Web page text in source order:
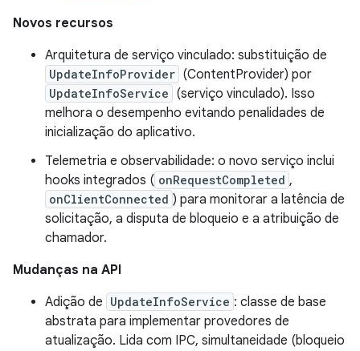
Novos recursos
Arquitetura de serviço vinculado: substituição de
UpdateInfoProvider (ContentProvider) por
UpdateInfoService (serviço vinculado). Isso
melhora o desempenho evitando penalidades de
inicialização do aplicativo.
Telemetria e observabilidade: o novo serviço inclui
hooks integrados ( onRequestCompleted ,
onClientConnected ) para monitorar a latência de
solicitação, a disputa de bloqueio e a atribuição de
chamador.
Mudanças na API
Adição de UpdateInfoService : classe de base
abstrata para implementar provedores de
atualização. Lida com IPC, simultaneidade (bloqueio